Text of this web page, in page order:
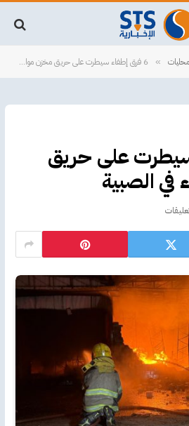
محليات » 6 فرق إطفاء سيطرت على حريق مخزن مواد بناء في الصبية
سيطرت على حريق
في الصبية